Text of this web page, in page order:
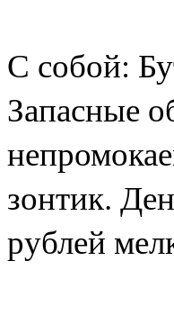
С собой:
Запасные
зонтик.
рублей